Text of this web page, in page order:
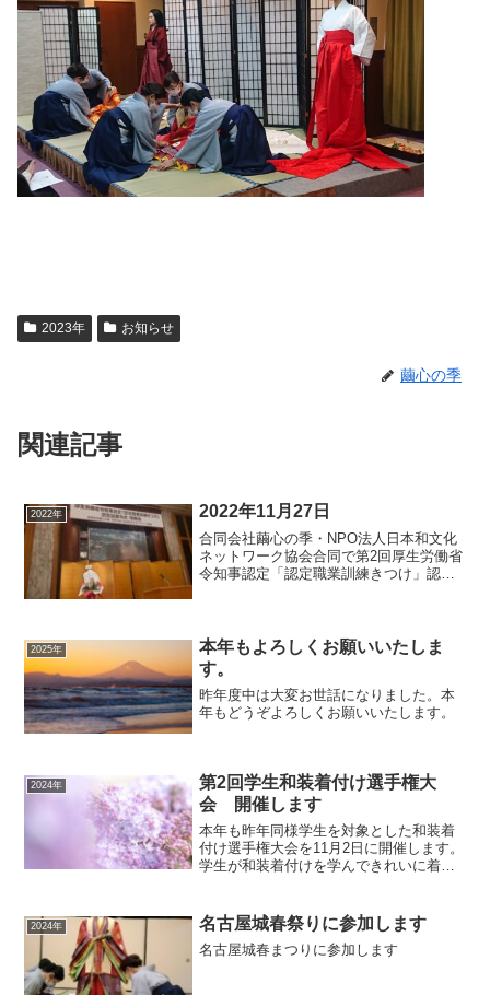
2023年 お知らせ
繭心の季
関連記事
2022年 2022年11月27日
合同会社繭心の季・NPO法人日本和文化
ネットワーク協会合同で第2回厚生労働省
令知事認定「認定職業訓練きつけ」認定
2025年
本年もよろしくお願いいたしま
す。
昨年度中は大変お世話になりました。本
年もどうぞよろしくお願いいたします。
2024年
第2回学生和装着付け選手権大
会 開催します
本年も昨年同様学生を対象とした和装着
付け選手権大会を11月2日に開催します。
学生が和装着付けを学んできれいに着付
ありません。基本に忠実になされた着付
けはもちろん、大人の...
2024年 名古屋城春祭りに参加します
名古屋城春まつりに参加します